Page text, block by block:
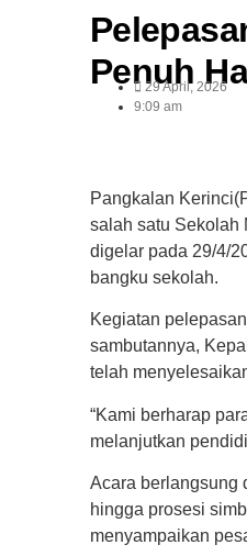
Penuh
29 April, 2026
9:09 am
Pangkalan
salah satu Sekolah
digelar pada 29/4/
bangku sekolah.
Kegiatan
sambutannya,
telah
“Kami berharap
melanjutkan
Acara berlangsung
hingga prosesi
menyampaikan